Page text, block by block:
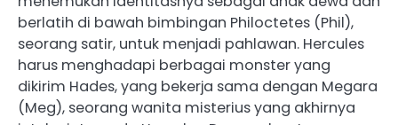
berlatih di bawah bimbingan Philoctetes (Phil),
seorang satir, untuk menjadi pahlawan. Hercules
harus menghadapi berbagai monster yang
dikirim Hades, yang bekerja sama dengan Megara
(Meg), seorang wanita misterius yang akhirnya